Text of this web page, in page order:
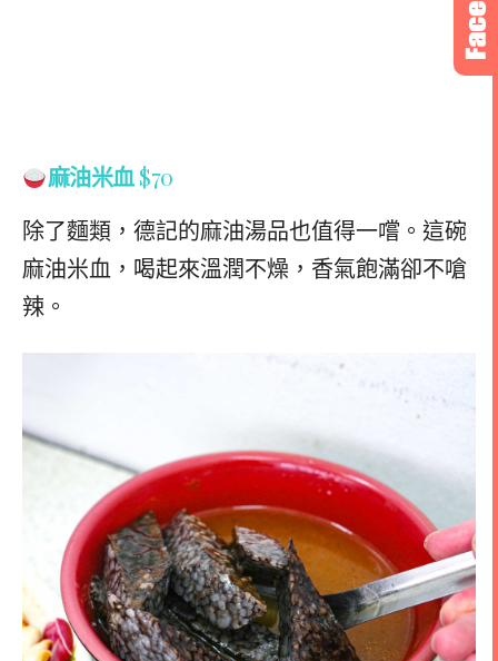
麻油米血$70
除了麵類，德記的麻油湯品也值得一嚐。這碗
麻油米血，喝起來溫潤不燥，香氣飽滿卻不嗆
辣。